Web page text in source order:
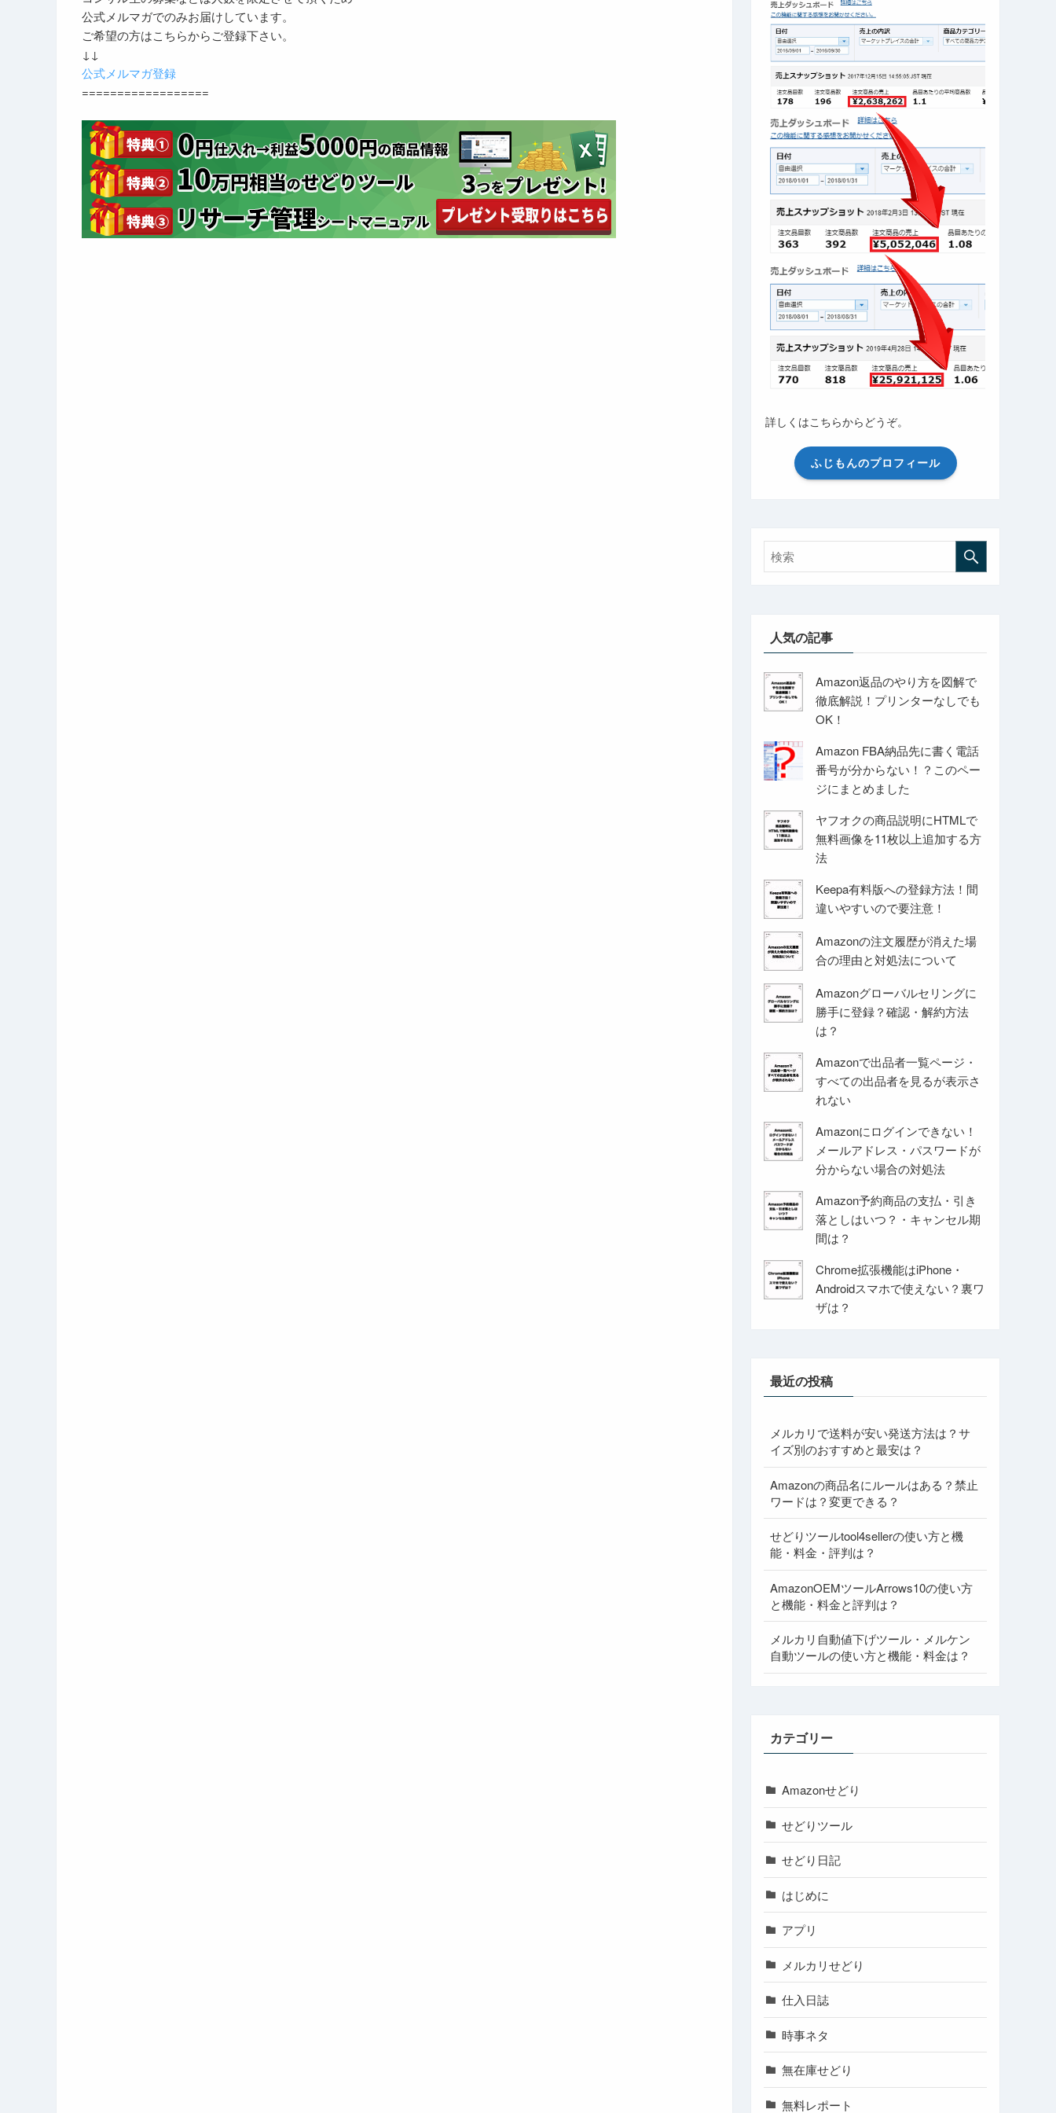
公式メルマガでのみお届けしています。
ご希望の方はこちらからご登録下さい。
↓↓
公式メルマガ登録
==================
詳しくはこちらからどうぞ。
ふじもんのプロフィール
人気の記事
Amazon返品のやり方を図解で
徹底解説！プリンターなしでも
OK！
Amazon FBA納品先に書く電話
番号が分からない！？このペー
ジにまとめました
ヤフオクの商品説明にHTMLで
無料画像を11枚以上追加する方
法
Keepa有料版への登録方法！間
違いやすいので要注意！
Amazonの注文履歴が消えた場
合の理由と対処法について
Amazonグローバルセリングに
勝手に登録？確認・解約方法
は？
Amazonで出品者一覧ページ・
すべての出品者を見るが表示さ
れない
Amazonにログインできない！
メールアドレス・パスワードが
分からない場合の対処法
Amazon予約商品の支払・引き
落としはいつ？・キャンセル期
間は？
Chrome拡張機能はiPhone・
Androidスマホで使えない？裏ワ
ザは？
最近の投稿
メルカリで送料が安い発送方法は？サ
イズ別のおすすめと最安は？
Amazonの商品名にルールはある？禁止
ワードは？変更できる？
せどりツールtool4sellerの使い方と機
能・料金・評判は？
AmazonOEMツールArrows10の使い方
と機能・料金と評判は？
メルカリ自動値下げツール・メルケン
自動ツールの使い方と機能・料金は？
カテゴリー
Amazonせどり
せどりツール
せどり日記
はじめに
アプリ
メルカリせどり
仕入日誌
時事ネタ
無在庫せどり
無料レポート